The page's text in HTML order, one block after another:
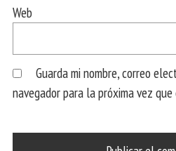
Web
Guarda mi nombre, correo
navegador para la próxima vez que